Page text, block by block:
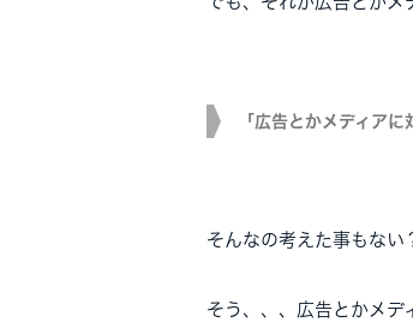
「広告とかメディアに
そんなの考えた事もない
そう、、、広告とかメデ